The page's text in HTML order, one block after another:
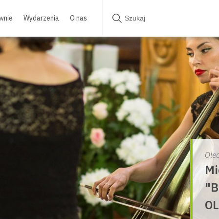
Wydarzenia O nas